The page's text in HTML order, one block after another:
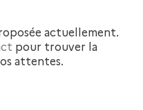
actuellement.
pour trouver la
attentes.